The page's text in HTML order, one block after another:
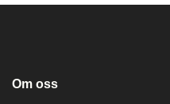
Om oss